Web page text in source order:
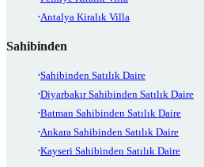
Antalya Kiralık Villa
Sahibinden
Sahibinden Satılık Daire
Diyarbakır Sahibinden Satılık Daire
Batman Sahibinden Satılık Daire
Ankara Sahibinden Satılık Daire
Kayseri Sahibinden Satılık Daire